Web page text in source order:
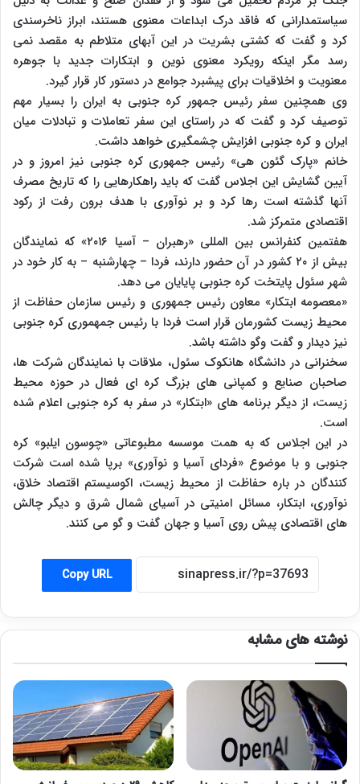
سیاستمدارانی که فاقد درک ابداعات معنوی هستند، ابراز ناخرسندی
کرد و گفت که کشتی بشریت در این آبهای متلاطم به مقصد نمی
رسد مگر اینکه رویکرد معنوی نوین و ابتکارات جدید با جوهره
معنویت و اخلاقیات برای پیشبرد جوامع در دستور کار قرار گیرد.
وی همچنین سفر رئیس جمهور کره جنوبی به ایران را بسیار مهم
توصیف کرد و گفت که در راستای این سفر تعاملات و تبادلات میان
ایران و کره جنوبی افزایش چشمگیری خواهد داشت.
خانم «پارک گئون هی» رئیس جمهوری کره جنوبی نیز امروز و در
آیین گشایش این اجلاس گفت که باید راهکارهایی را که تاریخ مصرف
آنها گذشته است رها کرد و بر نوآوری با هدف برون رفت از رکود
اقتصادی متمرکز شد.
هفتمین کنفرانس بین المللی «رهبران – آسیا ۲۰۱۶» که نمایندگان
بیش از ۲۰ کشور در آن حضور دارند، فردا – چهارشنبه – به کار خود در
شهر سئول پایتخت کره جنوبی پایایان می دهد.
«معصومه ابتکار» معاون رئیس جمهوری و رئیس سازمان حفاظت از
محیط زیست کشورمان قرار است فردا با رئیس جمهموری کره جنوبی
نیز دیدار و گفت وگو داشته باشد.
سخنرانی در دانشگاه هانکوک سئول، ملاقات با نمایندگان شرکت ها،
صاحبان صنایع و کمپانی های بزرگ کره ای فعال در حوزه محیط
زیست، از دیگر برنامه های «ابتکار» در سفر به کره جنوبی اعلام شده
است.
در این اجلاس که به همت موسسه مطبوعاتی «چوسون ایلبو» کره
جنوبی و با موضوع «فردای آسیا و نوآوری» برپا شده است شرکت
کنندگان در باره حفاظت از محیط زیست، اکوسیستم اقتصاد خلاق،
نوآوری، ابتکار، مسائل امنیتی در آسیای شمال شرق و دیگر چالش
های اقتصادی پیش روی آسیا و جهان گفت و گو می کنند.
Copy URL
نوشته های مشابه